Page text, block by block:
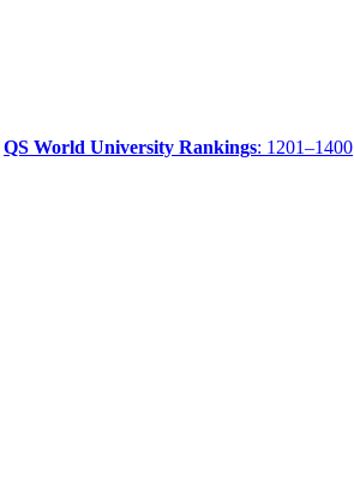
QS World University Rankings: 1201–1400